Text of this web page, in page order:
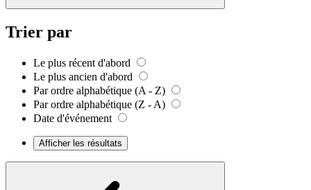
Trier par
Le plus récent d'abord
Le plus ancien d'abord
Par ordre alphabétique (A - Z)
Par ordre alphabétique (Z - A)
Date d'événement
Afficher les résultats